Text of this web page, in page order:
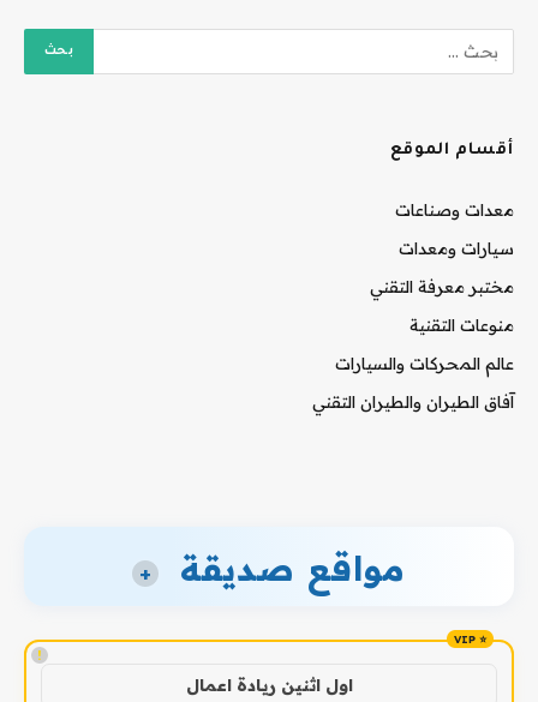
أقسام الموقع
معدات وصناعات
سيارات ومعدات
مختبر معرفة التقني
منوعات التقنية
عالم المحركات والسيارات
آفاق الطيران والطيران التقني
مواقع صديقة +
!
اول اثنين ريادة اعمال